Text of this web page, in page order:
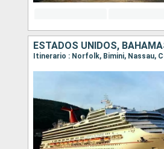
ESTADOS UNIDOS,
Itinerario : Norfolk, Bimini, Nassau,